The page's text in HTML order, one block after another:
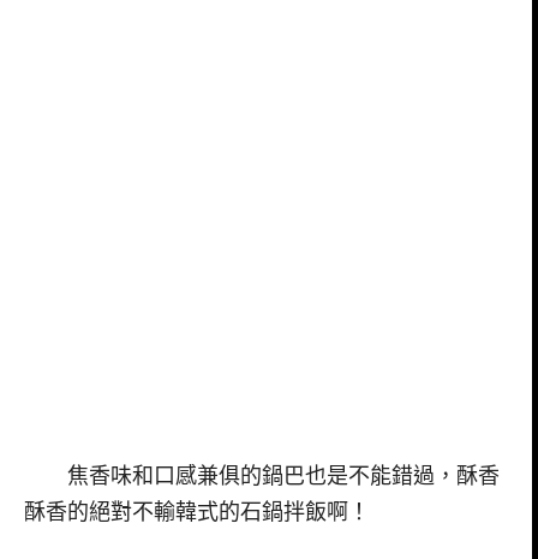
焦香味和口感兼俱的鍋巴也是不能錯過，酥香
酥香的絕對不輸韓式的石鍋拌飯啊！